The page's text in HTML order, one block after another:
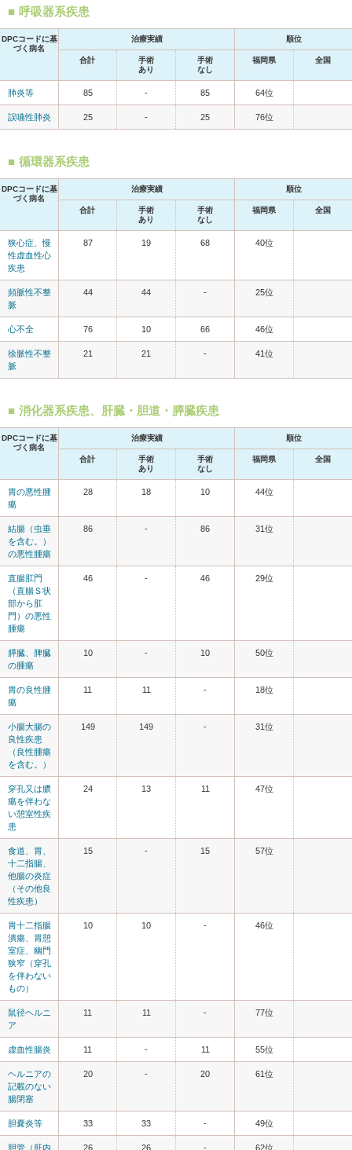
呼吸器系疾患
DPCコードに基
づく病名
治療実績 順位
合計
手術
あり
手術
なし
福岡県 全国
肺炎等 85 - 85 64位
誤嚥性肺炎 25 - 25 76位
循環器系疾患
DPCコードに基
づく病名
治療実績 順位
合計
手術
あり
手術
なし
福岡県 全国
狭心症、慢
性虚血性心
疾患
87 19 68 40位
頻脈性不整
脈
44 44 - 25位
心不全 76 10 66 46位
徐脈性不整
脈
21 21 - 41位
消化器系疾患、肝臓・胆道・膵臓疾患
DPCコードに基
づく病名
治療実績 順位
合計
手術
あり
手術
なし
福岡県 全国
胃の悪性腫
瘍
28 18 10 44位
結腸（虫垂
を含む。）
の悪性腫瘍
86 - 86 31位
直腸肛門
（直腸Ｓ状
部から肛
門）の悪性
腫瘍
46 - 46 29位
膵臓、脾臓
の腫瘍
10 - 10 50位
胃の良性腫
瘍
11 11 - 18位
小腸大腸の
良性疾患
（良性腫瘍
を含む。）
149 149 - 31位
穿孔又は膿
瘍を伴わな
い憩室性疾
患
24 13 11 47位
食道、胃、
十二指腸、
他腸の炎症
（その他良
性疾患）
15 - 15 57位
胃十二指腸
潰瘍、胃憩
室症、幽門
狭窄（穿孔
を伴わない
もの）
10 10 - 46位
鼠径ヘルニ
ア
11 11 - 77位
虚血性腸炎 11 - 11 55位
ヘルニアの
記載のない
腸閉塞
20 - 20 61位
胆嚢炎等 33 33 - 49位
胆管（肝内
26 26 - 62位